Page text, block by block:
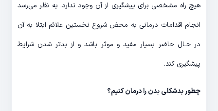
هیچ راه مشخصی برای پیشگیری از آن وجود ندارد. به نظر می‌رسد
انجام اقدامات درمانی به محض شروع نخستین علائم ابتلا به آن
در حـال حاضر بسیار مفید و موثر باشد و از بدتر شدن شرایط
پیشگیری کند.
چطور بدشکلی بدن را درمان کنیم؟